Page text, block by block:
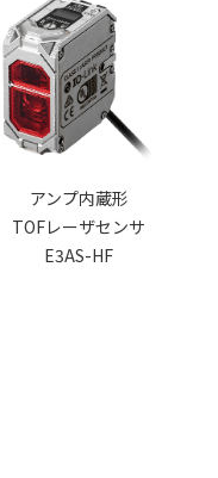
アンプ内蔵形
TOFレーザセンサ
E3AS-HF